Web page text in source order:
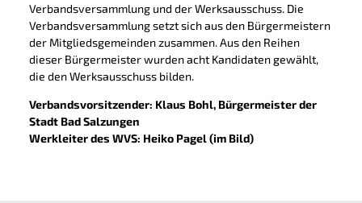
Verbandsversammlung und der Werksausschuss. Die
Verbandsversammlung setzt sich aus den Bürgermeistern
der Mitgliedsgemeinden zusammen. Aus den Reihen
dieser Bürgermeister wurden acht Kandidaten gewählt,
die den Werksausschuss bilden.
Verbandsvorsitzender: Klaus Bohl, Bürgermeister der
Stadt Bad Salzungen
Werkleiter des WVS: Heiko Pagel (im Bild)